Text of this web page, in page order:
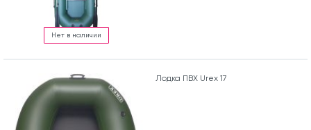
Нет в наличии
Лодка ПВХ Urex 17